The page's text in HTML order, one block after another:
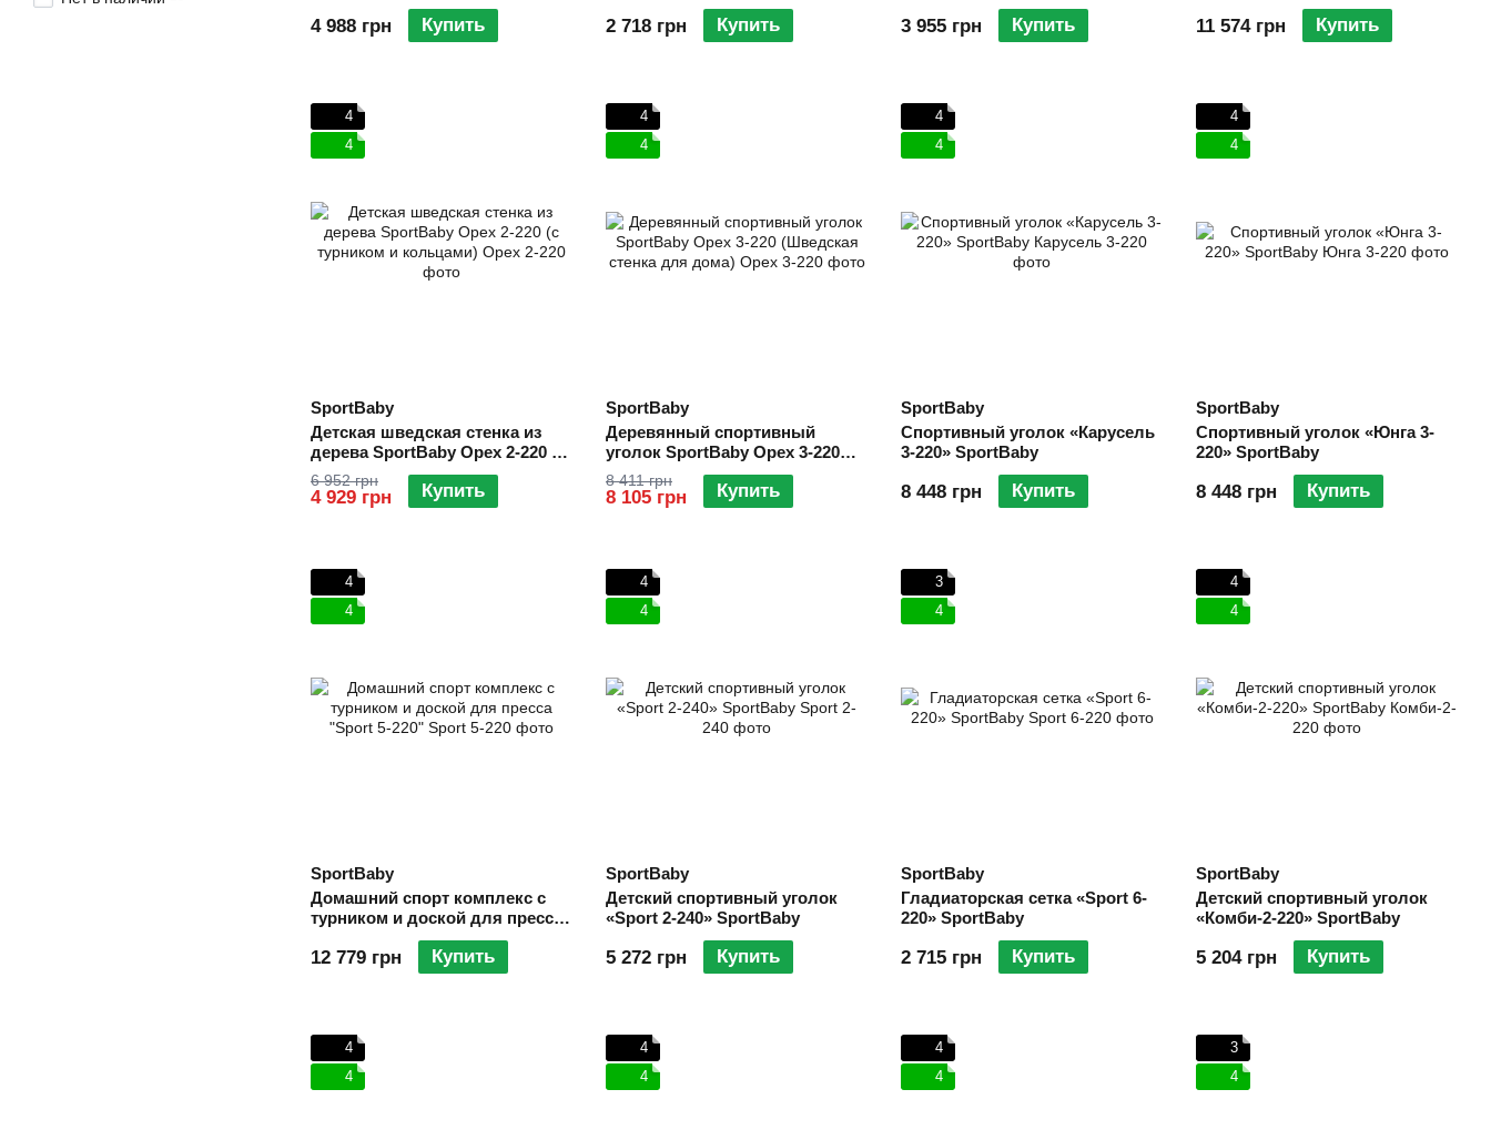
4 988 грн Купить 2 718 грн Купить 3 955 грн Купить 11 574 грн Купить
4
4
SportBaby
Детская шведская стенка из
дерева SportBaby Орех 2-220 (с
турником и кольцами)
6 952 грн
4 929 грн Купить
4
4
SportBaby
Деревянный спортивный
уголок SportBaby Орех 3-220
(Шведская стенка для дома)
8 411 грн
8 105 грн Купить
4
4
SportBaby
Спортивный уголок «Карусель
3-220» SportBaby
8 448 грн Купить
4
4
SportBaby
Спортивный уголок «Юнга 3-
220» SportBaby
8 448 грн Купить
4
4
SportBaby
Домашний спорт комплекс с
турником и доской для пресса
12 779 грн Купить
4
4
SportBaby
Детский спортивный уголок
«Sport 2-240» SportBaby
5 272 грн Купить
3
4
SportBaby
Гладиаторская сетка «Sport 6-
220» SportBaby
2 715 грн Купить
4
4
SportBaby
Детский спортивный уголок
«Комби-2-220» SportBaby
5 204 грн Купить
4
4
4
4
4
4
3
4